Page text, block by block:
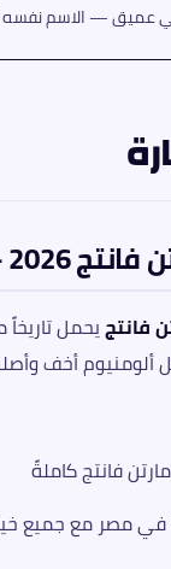
عميق — الاسم نفسه
والوحشية توأمَين
فانتجيحمل تاريخاً من
أخف وأصلب،
فانتج كاملةً